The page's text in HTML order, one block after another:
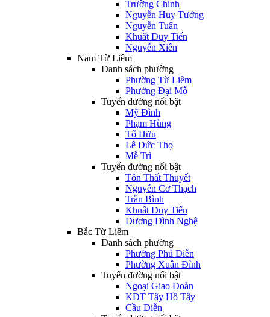
Trường Chinh
Nguyễn Huy Tưởng
Nguyễn Tuân
Khuất Duy Tiến
Nguyễn Xiển
Nam Từ Liêm
Danh sách phường
Phường Từ Liêm
Phường Đại Mỗ
Tuyến đường nổi bật
Mỹ Đình
Phạm Hùng
Tố Hữu
Lê Đức Thọ
Mễ Trì
Tuyến đường nổi bật
Tôn Thất Thuyết
Nguyễn Cơ Thạch
Trần Bình
Khuất Duy Tiến
Dương Đình Nghệ
Bắc Từ Liêm
Danh sách phường
Phường Phú Diễn
Phường Xuân Đỉnh
Tuyến đường nổi bật
Ngoại Giao Đoàn
KĐT Tây Hồ Tây
Cầu Diễn